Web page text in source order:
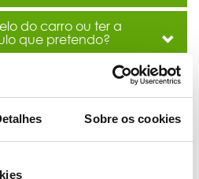
Sobre os cookies
do carro ou ter a
que pretendo?
solução de combustível
viatura?